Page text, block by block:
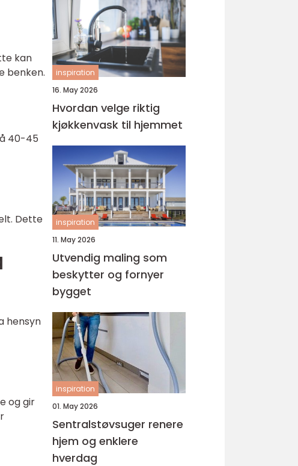
kan
benken.
40-45
Dette
hensyn
og gir
inspiration
16. May 2026
Hvordan velge riktig
kjøkkenvask til hjemmet
inspiration
11. May 2026
Utvendig maling som
beskytter og fornyer
bygget
inspiration
01. May 2026
Sentralstøvsuger renere
hjem og enklere
hverdag